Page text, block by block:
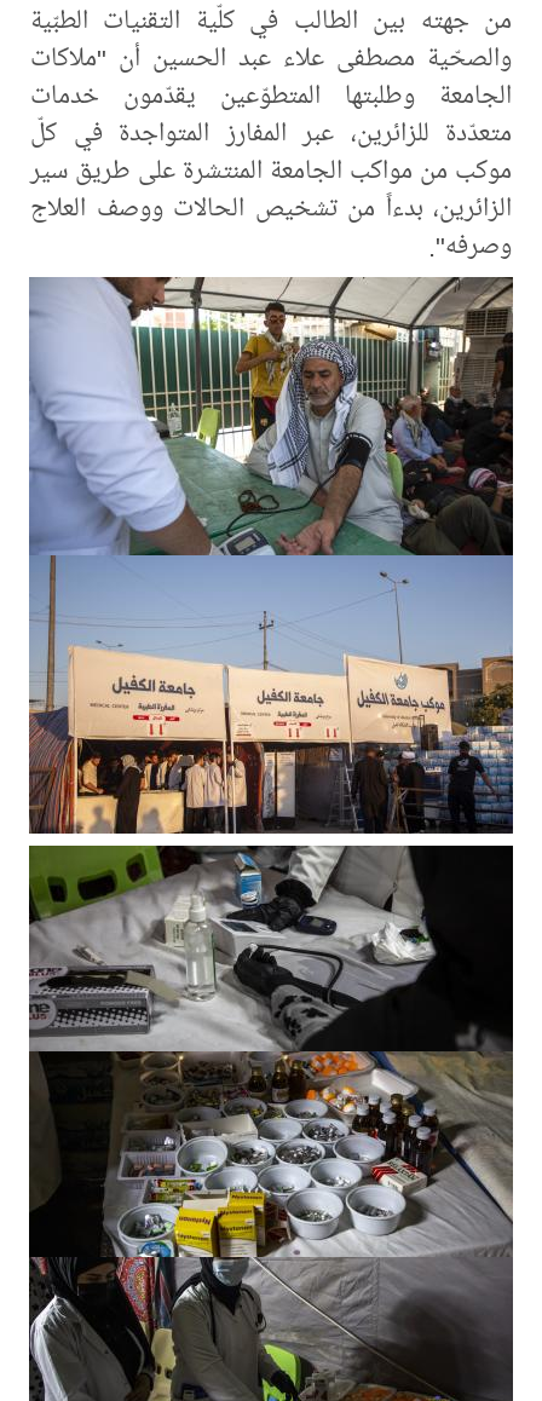
من جهته بين الطالب في كلّية التقنيات الطبّية
والصحّية مصطفى علاء عبد الحسين أن "ملاكات
الجامعة وطلبتها المتطوّعين يقدّمون خدمات
متعدّدة للزائرين، عبر المفارز المتواجدة في كلّ
موكب من مواكب الجامعة المنتشرة على طريق سير
الزائرين، بدءاً من تشخيص الحالات ووصف العلاج
وصرفه".